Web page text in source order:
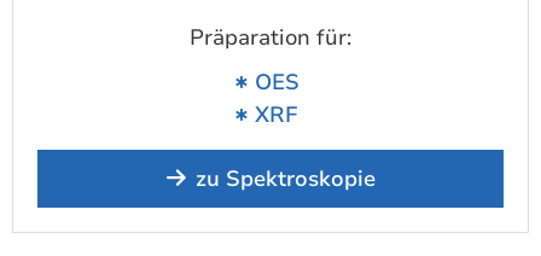
Präparation für:
OES
XRF
zu Spektroskopie